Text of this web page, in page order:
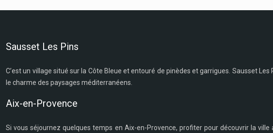
Sausset Les Pins
C’est un village situé sur la Côte Bleue et entouré de pinèdes et garrigues. Sausset
le charme des paysages méditerranéens.
Aix-en-Provence
Si vous séjournez quelques temps en Aix-en-Provence, profiter pour découvrir la